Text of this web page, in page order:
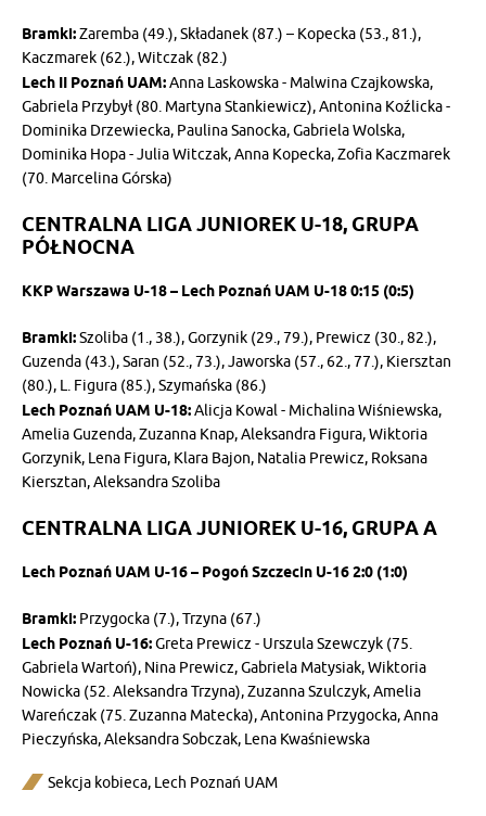
Bramki:Zaremba (49.), Składanek (87.) – Kopecka (53., 81.),
Kaczmarek (62.), Witczak (82.)
Lech II Poznań UAM:Anna Laskowska - Malwina Czajkowska,
Gabriela Przybył (80. Martyna Stankiewicz), Antonina Koźlicka -
Dominika Drzewiecka, Paulina Sanocka, Gabriela Wolska,
Dominika Hopa - Julia Witczak, Anna Kopecka, Zofia Kaczmarek
(70. Marcelina Górska)
CENTRALNA LIGA JUNIOREK U-18, GRUPA
PÓŁNOCNA
KKP Warszawa U-18 – Lech Poznań UAM U-18 0:15 (0:5)
Bramki:Szoliba (1., 38.), Gorzynik (29., 79.), Prewicz (30., 82.),
Guzenda (43.), Saran (52., 73.), Jaworska (57., 62., 77.), Kiersztan
(80.), L. Figura (85.), Szymańska (86.)
Lech Poznań UAM U-18:Alicja Kowal - Michalina Wiśniewska,
Amelia Guzenda, Zuzanna Knap, Aleksandra Figura, Wiktoria
Gorzynik, Lena Figura, Klara Bajon, Natalia Prewicz, Roksana
Kiersztan, Aleksandra Szoliba
CENTRALNA LIGA JUNIOREK U-16, GRUPA A
Lech Poznań UAM U-16 – Pogoń Szczecin U-16 2:0 (1:0)
Bramki: Przygocka (7.), Trzyna (67.)
Lech Poznań U-16:Greta Prewicz - Urszula Szewczyk (75.
Gabriela Wartoń), Nina Prewicz, Gabriela Matysiak, Wiktoria
Nowicka (52. Aleksandra Trzyna), Zuzanna Szulczyk, Amelia
Wareńczak (75. Zuzanna Matecka), Antonina Przygocka, Anna
Pieczyńska, Aleksandra Sobczak, Lena Kwaśniewska
Sekcja kobieca, Lech Poznań UAM